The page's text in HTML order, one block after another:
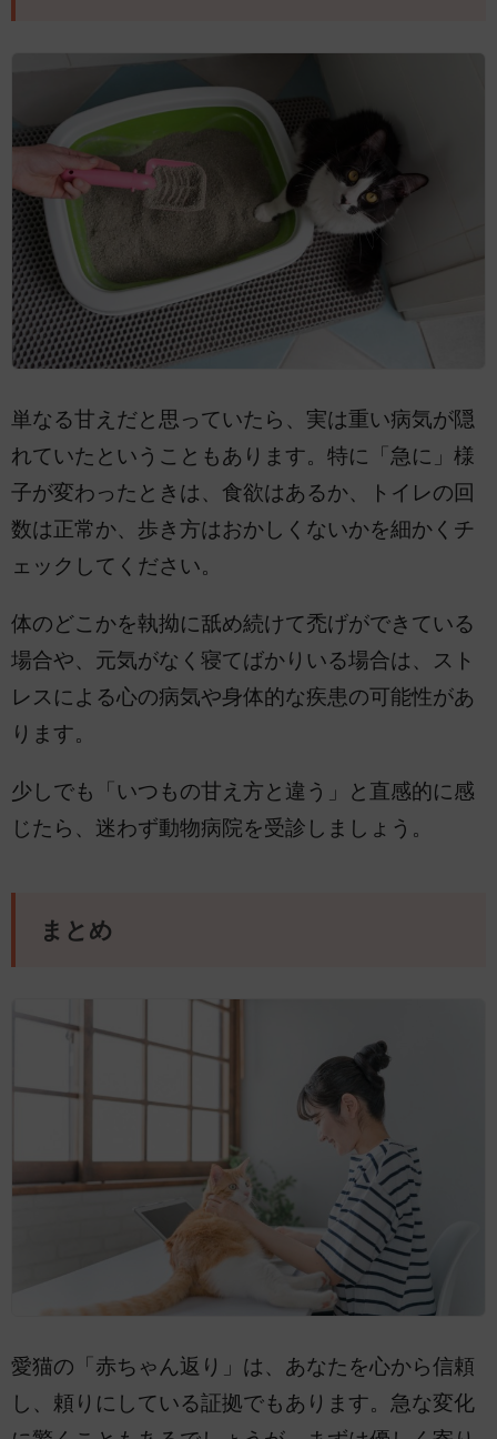
単なる甘えだと思っていたら、実は重い病気が隠
れていたということもあります。特に「急に」様
子が変わったときは、食欲はあるか、トイレの回
数は正常か、歩き方はおかしくないかを細かくチ
ェックしてください。
体のどこかを執拗に舐め続けて禿げができている
場合や、元気がなく寝てばかりいる場合は、スト
レスによる心の病気や身体的な疾患の可能性があ
ります。
少しでも「いつもの甘え方と違う」と直感的に感
じたら、迷わず動物病院を受診しましょう。
まとめ
愛猫の「赤ちゃん返り」は、あなたを心から信頼
し、頼りにしている証拠でもあります。急な変化